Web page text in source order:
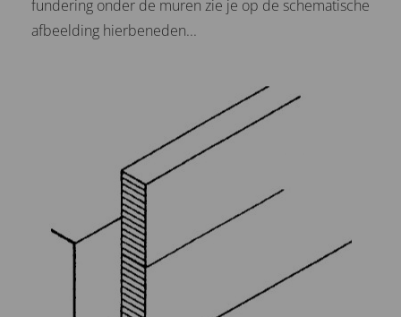
fundering onder de muren zie je op de schematische
afbeelding hierbeneden...